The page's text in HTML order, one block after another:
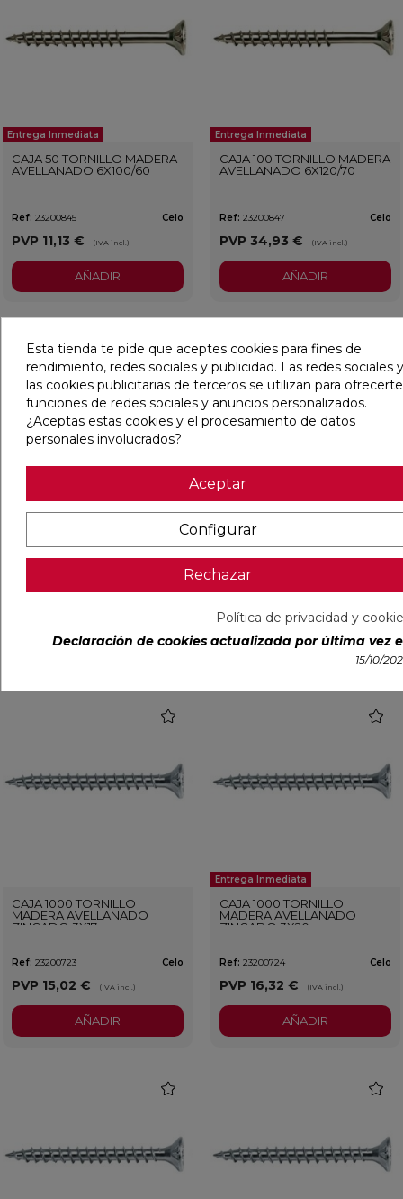
Entrega Inmediata
CAJA 50 TORNILLO MADERA
AVELLANADO 6X100/60
Ref: 23200845 Celo
PVP 11,13 € (IVA incl.)
AÑADIR
Entrega Inmediata
CAJA 100 TORNILLO MADERA
AVELLANADO 6X120/70
Ref: 23200847 Celo
PVP 34,93 € (IVA incl.)
AÑADIR
CAJA 100 TORNILLO MADERA
Ref: 23200625 Celo
AÑADIR
CAJA 1000 TORNILLO
Ref: 23200722 Celo
PVP14,36 € (IVA incl.)
AÑADIR
CAJA 1000 TORNILLO
MADERA AVELLANADO
ZINCADO 3X17
Ref: 23200723 Celo
PVP 15,02 € (IVA incl.)
AÑADIR
Entrega Inmediata
CAJA 1000 TORNILLO
MADERA AVELLANADO
ZINCADO 3X20
Ref: 23200724 Celo
PVP 16,32 € (IVA incl.)
AÑADIR
Esta tienda te pide que aceptes cookies para fines de
rendimiento, redes sociales y publicidad. Las redes sociales y
las cookies publicitarias de terceros se utilizan para ofrecerte
funciones de redes sociales y anuncios personalizados.
¿Aceptas estas cookies y el procesamiento de datos
personales involucrados?
Aceptar
Configurar
Rechazar
Política de privacidad y
Declaración de cookies actualizada por última vez
15/10/